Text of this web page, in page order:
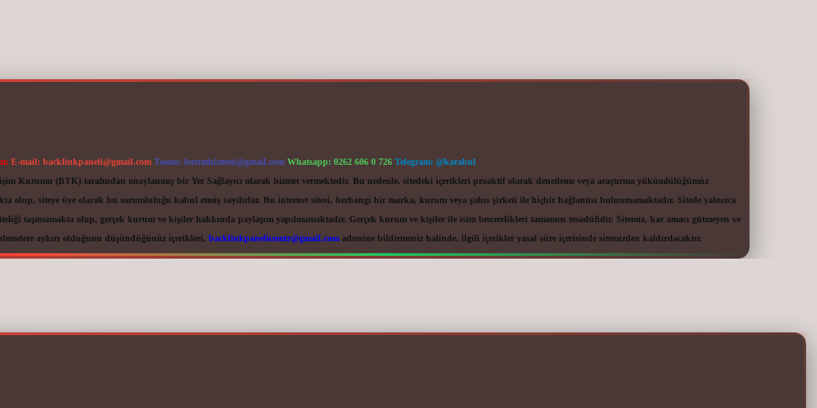
E-mail: backlinkpaneli@gmail.com Teams: forumhizmeti@gmail.com Whatsapp: 0262 606 0 726 Telegram: @karabul
Kurumu (BTK) tarafından onaylanmış bir Yer Sağlayıcı olarak hizmet vermektedir. Bu nedenle, sitedeki içerikleri proaktif olarak denetleme veya araştırma yükümlülüğümüz
olup, siteye üye olarak bu sorumluluğu kabul etmiş sayılırlar. Bu internet sitesi, herhangi bir marka, kurum veya şahıs şirketi ile hiçbir bağlantısı bulunmamaktadır. Sitede yalnızca
taşımamakta olup, gerçek kurum ve kişiler hakkında paylaşım yapılmamaktadır. Gerçek kurum ve kişiler ile isim benzerlikleri tamamen tesadüfidir. Sitemiz, kar amacı gütmeyen ve
aykırı olduğunu düşündüğünüz içerikleri, backlinkpanelicomtr@gmail.com adresine bildirmeniz halinde, ilgili içerikler yasal süre içerisinde sitemizden kaldırılacaktır.